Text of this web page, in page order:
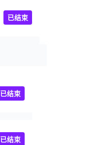
已结束
已结束
已结束